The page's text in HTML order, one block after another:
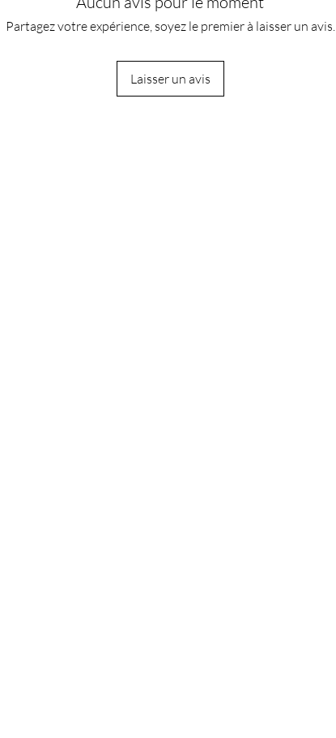
Partagez votre expérience, soyez le premier à laisser un avis.
Laisser un avis